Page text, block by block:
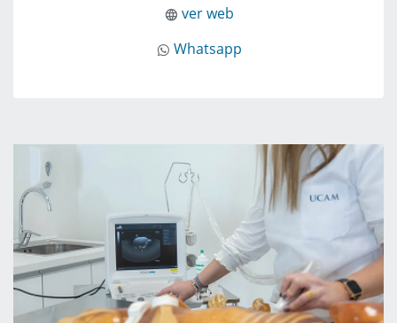
ver web
Whatsapp